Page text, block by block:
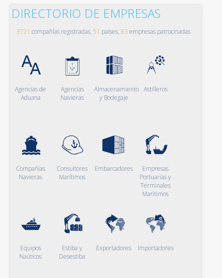
DIRECTORIO DE EMPRESAS
3721 compañías registradas, 51 países, 83 empresas patrocinadas
Agencias de
Aduana
Agencias
Navieras
Almacenamiento
y Bodegaje
Astilleros
Compañías
Navieras
Consultores
Marítimos
Embarcadores
Empresas
Portuarias y
Terminales
Marítimos
Equipos
Naúticos
Estiba y
Desestiba
Exportadores Importadores